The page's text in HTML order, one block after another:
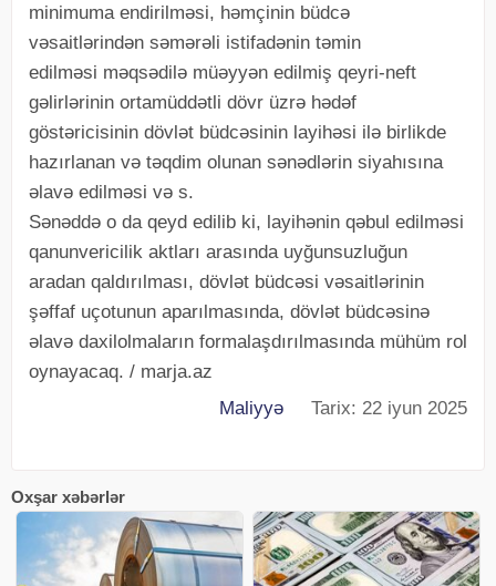
minimuma endirilməsi, həmçinin büdcə
vəsaitlərindən səmərəli istifadənin təmin
edilməsi məqsədilə müəyyən edilmiş qeyri-neft
gəlirlərinin ortamüddətli dövr üzrə hədəf
göstəricisinin dövlət büdcəsinin layihəsi ilə birlikde
hazırlanan və təqdim olunan sənədlərin siyahısına
əlavə edilməsi və s.
Sənəddə o da qeyd edilib ki, layihənin qəbul edilməsi
qanunvericilik aktları arasında uyğunsuzluğun
aradan qaldırılması, dövlət büdcəsi vəsaitlərinin
şəffaf uçotunun aparılmasında, dövlət büdcəsinə
əlavə daxilolmaların formalaşdırılmasında mühüm rol
oynayacaq. / marja.az
Maliyyə Tarix: 22 iyun 2025
Oxşar xəbərlər